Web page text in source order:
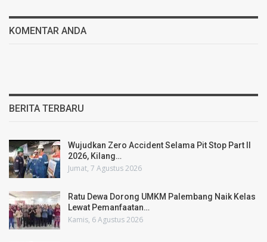
KOMENTAR ANDA
BERITA TERBARU
Wujudkan Zero Accident Selama Pit Stop Part II
2026, Kilang…
Jumat, 7 Agustus 2026
Ratu Dewa Dorong UMKM Palembang Naik Kelas
Lewat Pemanfaatan…
Kamis, 6 Agustus 2026